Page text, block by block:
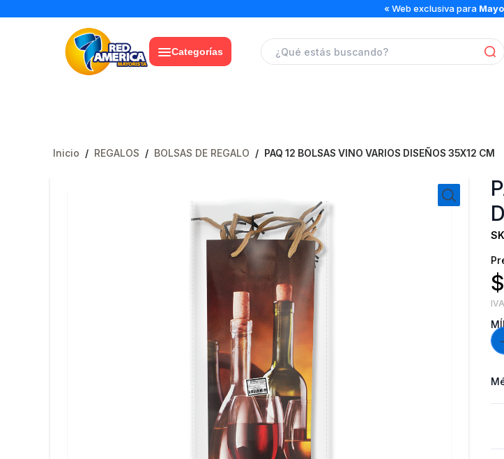
« Web exclusiva para
Categorías
Inicio / REGALOS / BOLSAS DE REGALO / PAQ 12 BOLSAS VINO VARIOS DISEÑOS 35X12 CM